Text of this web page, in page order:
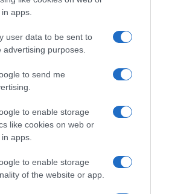
apps.
user data to be sent to
purposes.
to send me
to enable storage
like cookies on web or
apps.
to enable storage
of the website or app.